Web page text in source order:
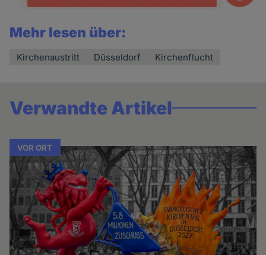
Mehr lesen über:
Kirchenaustritt Düsseldorf Kirchenflucht
Verwandte Artikel
VOR ORT